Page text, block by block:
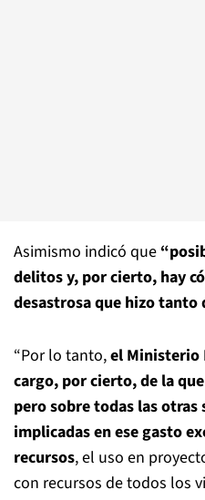
Asimismo indicó que
delitos y, por cierto, hay
desastrosa que hizo tanto
“Por lo tanto,el Ministerio
cargo, por cierto, de la
pero sobre todas las
implicadas en ese gasto
recursos, el uso en
con recursos de todos los